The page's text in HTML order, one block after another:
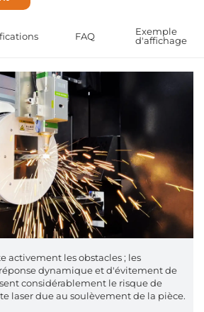
FAQ
Exemple
d'affichage
activement les obstacles ; les
dynamique et d'évitement de
considérablement le risque de
laser due au soulèvement de la pièce.